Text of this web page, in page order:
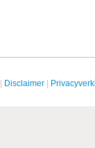
Disclaimer